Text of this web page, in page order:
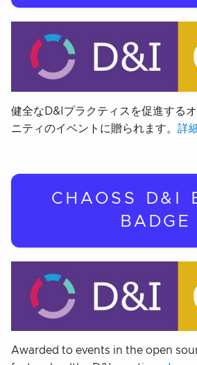
健全なD&Iプラクティスを促進する
ニティのイベントに贈られます。 詳
CHAOSS D&I
BADGE
Awarded to events in the open